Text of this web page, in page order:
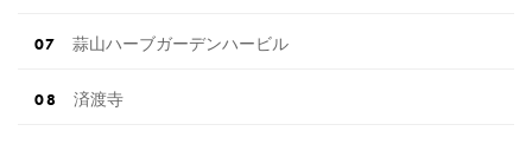
蒜山ハーブガーデンハービル
済渡寺